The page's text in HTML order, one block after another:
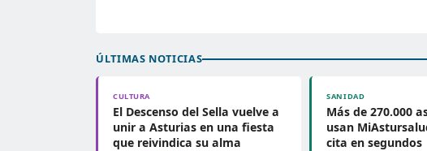
ÚLTIMAS NOTICIAS
CULTURA
El Descenso del Sella vuelve a
unir a Asturias en una fiesta
que reivindica su alma
SANIDAD
Más de 270.000
usan
cita en segundos